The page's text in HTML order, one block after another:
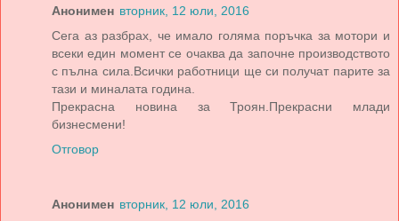
Анонимен вторник, 12 юли, 2016
Сега аз разбрах, че имало голяма поръчка за мотори и
всеки един момент се очаква да започне производството
с пълна сила.Всички работници ще си получат парите за
тази и миналата година.
Прекрасна новина за Троян.Прекрасни млади
бизнесмени!
Отговор
Анонимен вторник, 12 юли, 2016